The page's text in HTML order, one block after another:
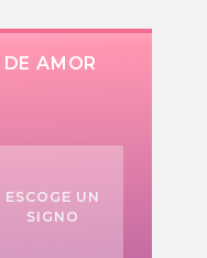
AMOR
ESCOGE UN
SIGNO